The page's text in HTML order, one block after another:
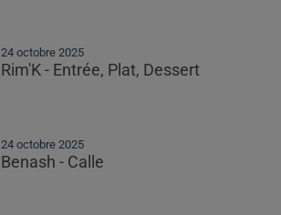
24 octobre 2025
Rim'K - Entrée, Plat, Dessert
24 octobre 2025
Benash - Calle